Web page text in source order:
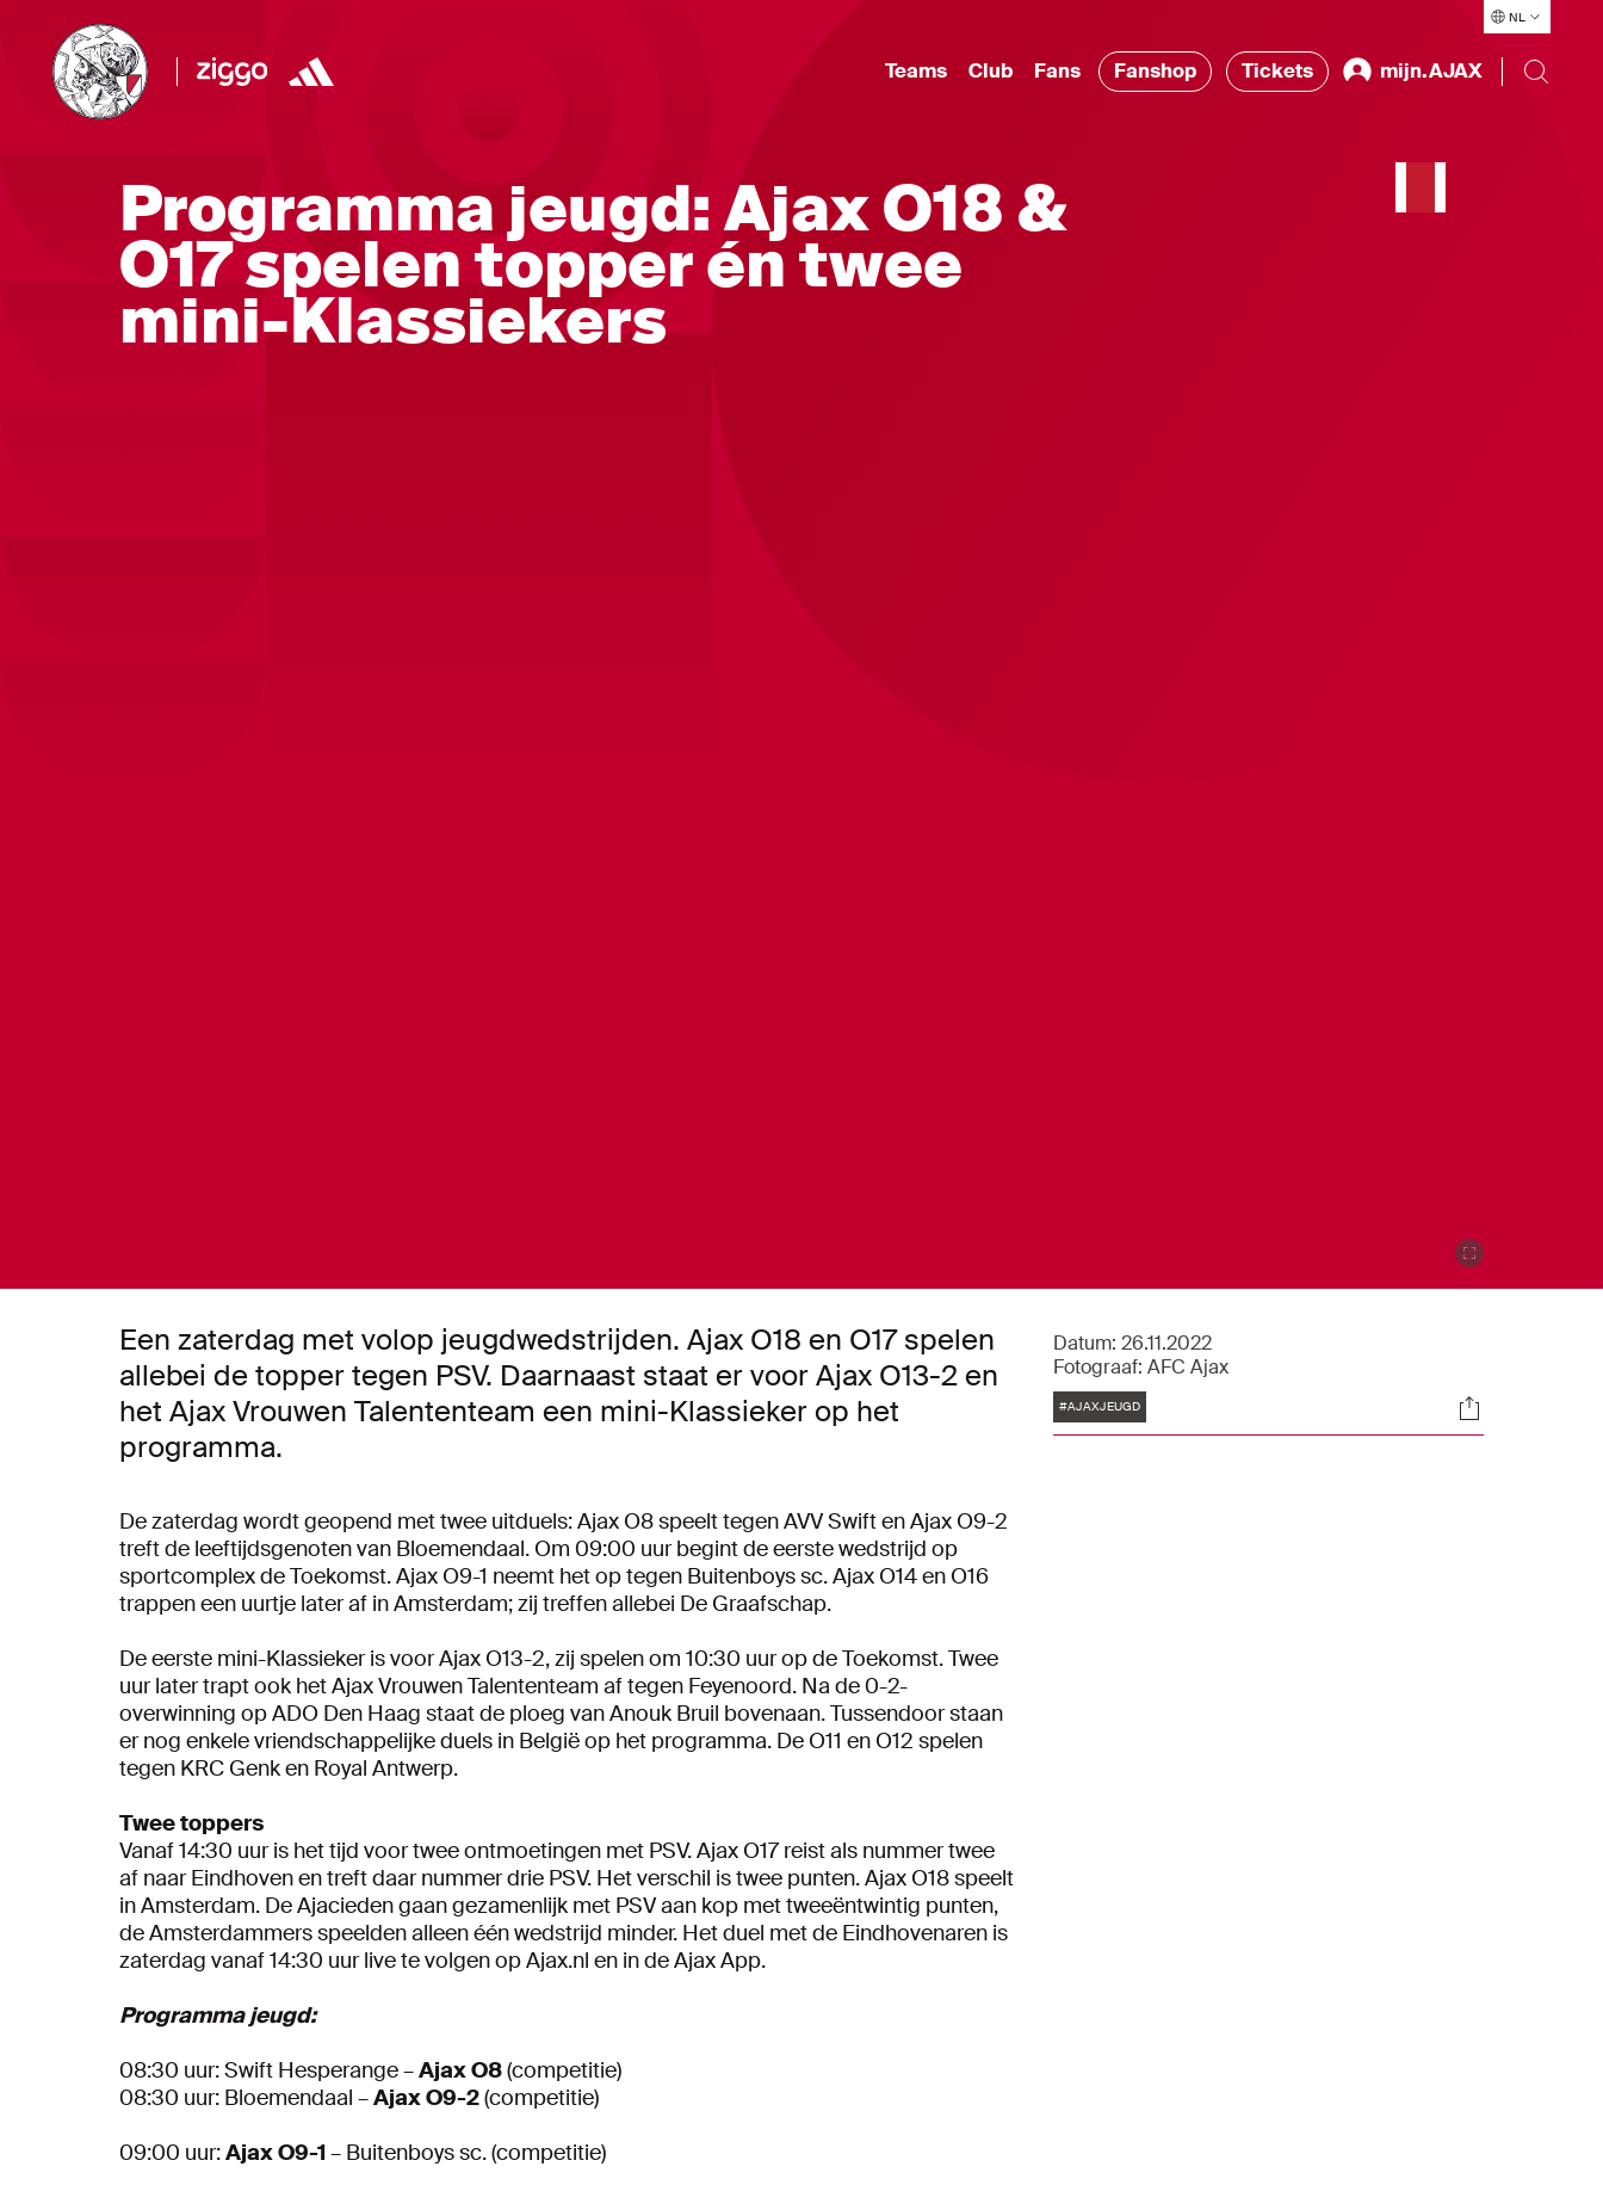
NL
Teams Club Fans Fanshop Tickets mijn.AJAX
Programma jeugd: Ajax O18 &
O17 spelen topper én twee
mini-Klassiekers
Een zaterdag met volop jeugdwedstrijden. Ajax O18 en O17 spelen
allebei de topper tegen PSV. Daarnaast staat er voor Ajax O13-2 en
het Ajax Vrouwen Talententeam een mini-Klassieker op het
programma.
Datum: 26.11.2022
Fotograaf: AFC Ajax
Tags
#AJAXJEUGD Socials
De zaterdag wordt geopend met twee uitduels: Ajax O8 speelt tegen AVV Swift en Ajax O9-2
treft de leeftijdsgenoten van Bloemendaal. Om 09:00 uur begint de eerste wedstrijd op
sportcomplex de Toekomst. Ajax O9-1 neemt het op tegen Buitenboys sc. Ajax O14 en O16
trappen een uurtje later af in Amsterdam; zij treffen allebei De Graafschap.
De eerste mini-Klassieker is voor Ajax O13-2, zij spelen om 10:30 uur op de Toekomst. Twee
uur later trapt ook het Ajax Vrouwen Talententeam af tegen Feyenoord. Na de 0-2-
overwinning op ADO Den Haag staat de ploeg van Anouk Bruil bovenaan. Tussendoor staan
er nog enkele vriendschappelijke duels in België op het programma. De O11 en O12 spelen
tegen KRC Genk en Royal Antwerp.
Twee toppers
Vanaf 14:30 uur is het tijd voor twee ontmoetingen met PSV. Ajax O17 reist als nummer twee
af naar Eindhoven en treft daar nummer drie PSV. Het verschil is twee punten. Ajax O18 speelt
in Amsterdam. De Ajacieden gaan gezamenlijk met PSV aan kop met tweeëntwintig punten,
de Amsterdammers speelden alleen één wedstrijd minder. Het duel met de Eindhovenaren is
zaterdag vanaf 14:30 uur live te volgen op Ajax.nl en in de Ajax App.
Programma jeugd:
08:30 uur: Swift Hesperange –Ajax O8(competitie)
08:30 uur: Bloemendaal –Ajax O9-2(competitie)
09:00 uur:Ajax O9-1– Buitenboys sc. (competitie)